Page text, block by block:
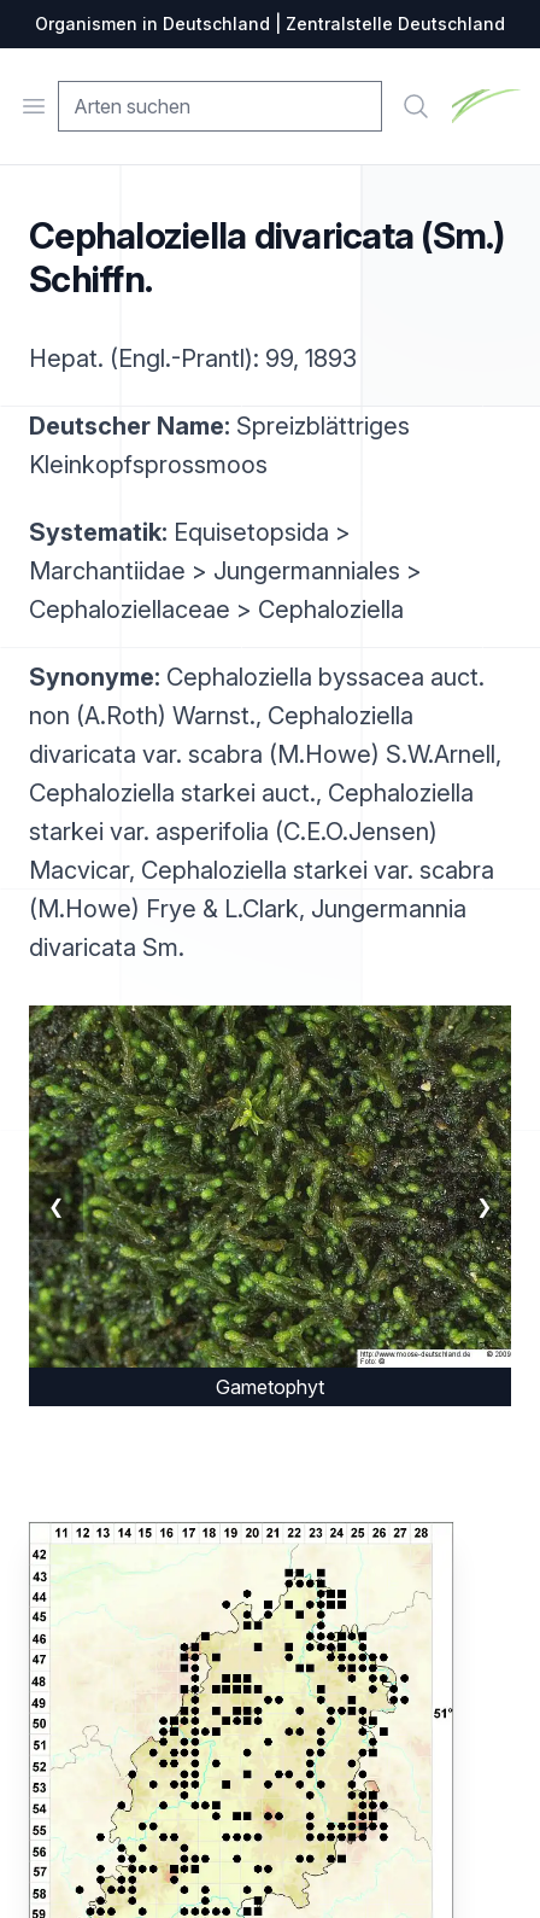
Organismen in Deutschland | Zentralstelle Deutschland
Open menu Suche
Cephaloziella divaricata (Sm.)
Schiffn.
Hepat. (Engl.-Prantl): 99, 1893
Deutscher Name: Spreizblättriges
Kleinkopfsprossmoos
Systematik: Equisetopsida >
Marchantiidae > Jungermanniales >
Cephaloziellaceae > Cephaloziella
Synonyme: Cephaloziella byssacea auct.
non (A.Roth) Warnst., Cephaloziella
divaricata var. scabra (M.Howe) S.W.Arnell,
Cephaloziella starkei auct., Cephaloziella
starkei var. asperifolia (C.E.O.Jensen)
Macvicar, Cephaloziella starkei var. scabra
(M.Howe) Frye & L.Clark, Jungermannia
divaricata Sm.
Gametophyt
❮ ❯